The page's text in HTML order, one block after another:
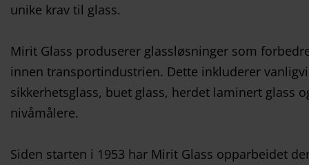
unike krav til glass.
Mirit Glass produserer glassløsninger som
innen transportindustrien. Dette inkluderer
sikkerhetsglass, buet glass, herdet laminert glass
nivåmålere.
Siden starten i 1953 har Mirit Glass opparbeidet